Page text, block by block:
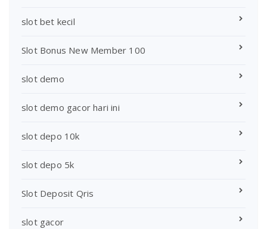
slot bet kecil
Slot Bonus New Member 100
slot demo
slot demo gacor hari ini
slot depo 10k
slot depo 5k
Slot Deposit Qris
slot gacor